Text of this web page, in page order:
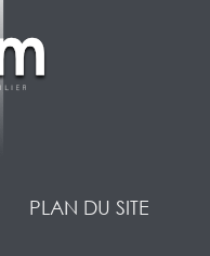
PLAN DU SITE